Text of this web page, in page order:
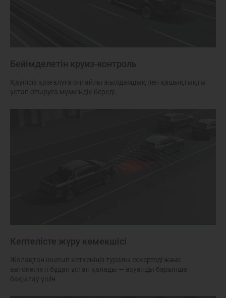
Бейімделетін круиз-контроль
Қауіпсіз қозғалуға оңтайлы жылдамдық пен қашықтықты
ұстап отыруға мүмкіндік береді.
Кептелісте жүру көмекшісі
Жолақтан шығып кеткеніңіз туралы ескертеді және
автокөлікті бұдан ұстап қалады — ахуалды барынша
бақылау үшін.